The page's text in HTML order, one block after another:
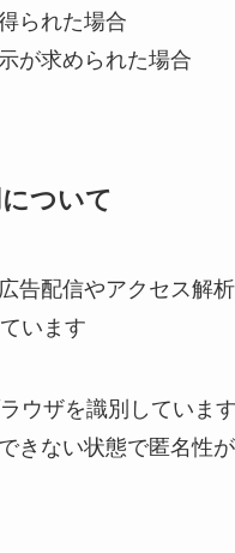
られた場合
が求められた場合
ついて
告配信やアクセス解
います
ウザを識別していま
きない状態で匿名性